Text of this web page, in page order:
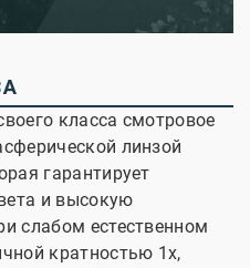
класса смотровое
линзой
гарантирует
и высокую
слабом естественном
кратностью 1х,